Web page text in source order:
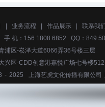
业务流程 作品展示 联系我
手 机：156 1808 6852 QQ：849
浦区-崧泽大道6066弄36号楼三层
兴区-CDD创意港嘉悦广场七号楼512
- 2025 上海艺虎文化传播有限公司